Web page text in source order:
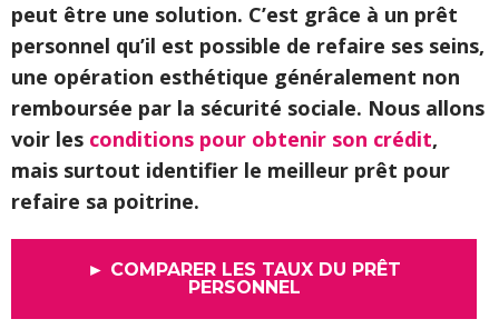
peut être une solution. C’est grâce à un prêt
personnel qu’il est possible de refaire ses seins,
une opération esthétique généralement non
remboursée par la sécurité sociale. Nous allons
voir les conditions pour obtenir son crédit,
mais surtout identifier le meilleur prêt pour
refaire sa poitrine.
► COMPARER LES TAUX DU PRÊT
PERSONNEL